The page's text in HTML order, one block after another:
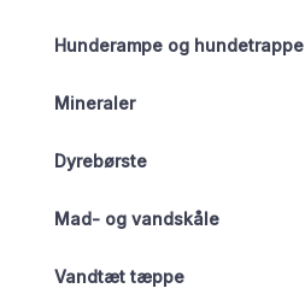
Hunderampe og hundetrappe
Mineraler
Dyrebørste
Mad- og vandskåle
Vandtæt tæppe